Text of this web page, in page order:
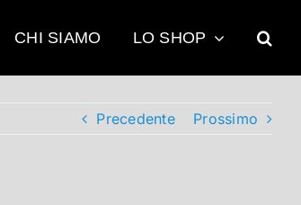
CHI SIAMO LO SHOP
Precedente Prossimo